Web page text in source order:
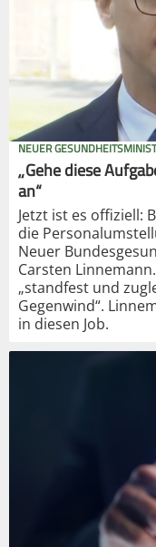
NEUER
„Gehe diese
an“
Jetzt ist es offiziell:
die
Neuer
Carsten
„standfest und
Gegenwind“.
in diesen Job.